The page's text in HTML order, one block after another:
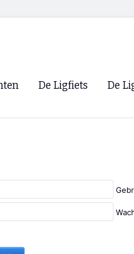
De Ligfiets De
Lokale